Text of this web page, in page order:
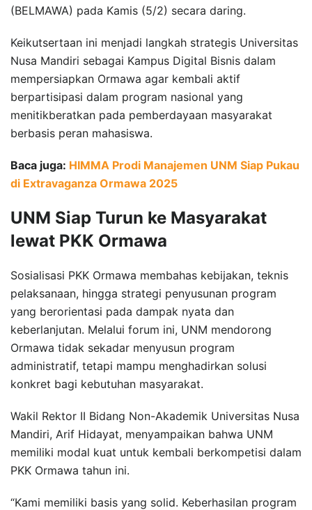
(BELMAWA) pada Kamis (5/2) secara daring.
Keikutsertaan ini menjadi langkah strategis Universitas
Nusa Mandiri sebagai Kampus Digital Bisnis dalam
mempersiapkan Ormawa agar kembali aktif
berpartisipasi dalam program nasional yang
menitikberatkan pada pemberdayaan masyarakat
berbasis peran mahasiswa.
Baca juga: HIMMA Prodi Manajemen UNM Siap Pukau
di Extravaganza Ormawa 2025
UNM Siap Turun ke Masyarakat
lewat PKK Ormawa
Sosialisasi PKK Ormawa membahas kebijakan, teknis
pelaksanaan, hingga strategi penyusunan program
yang berorientasi pada dampak nyata dan
keberlanjutan. Melalui forum ini, UNM mendorong
Ormawa tidak sekadar menyusun program
administratif, tetapi mampu menghadirkan solusi
konkret bagi kebutuhan masyarakat.
Wakil Rektor II Bidang Non-Akademik Universitas Nusa
Mandiri, Arif Hidayat, menyampaikan bahwa UNM
memiliki modal kuat untuk kembali berkompetisi dalam
PKK Ormawa tahun ini.
“Kami memiliki basis yang solid. Keberhasilan program